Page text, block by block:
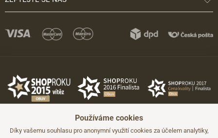
Používáme cookies
Díky vašemu souhlasu pro anonymní využití cookies za účelem analytiky,